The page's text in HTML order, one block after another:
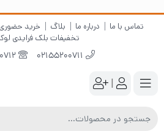
تماس با ما درباره ما بلاگ خرید حضوری
تخفیفات بلک فرایدی
|